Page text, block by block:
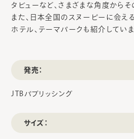
タビューなど、さまざまな角度からそ
また、日本全国のスヌーピーに会える
ホテル、テーマパークも紹介していま
発売：
JTBパブリッシング
サイズ：